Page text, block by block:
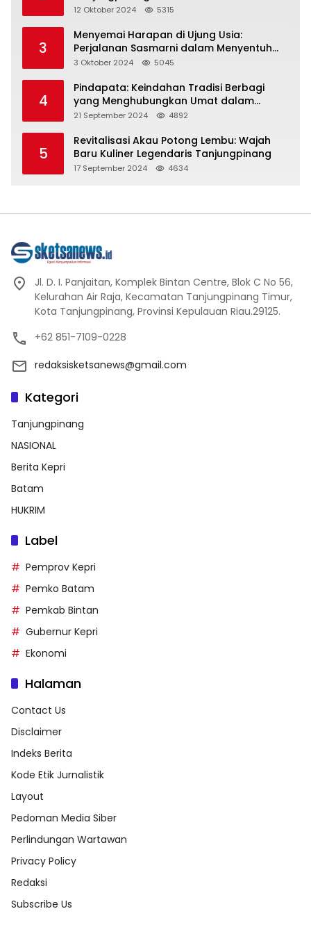
Representasi
12 Oktober 2024 5315
3
Menyemai Harapan di Ujung Usia:
Perjalanan Sasmarni dalam Menyentuh
Hati dan Jiwa
3 Oktober 2024 5045
4
Pindapata: Keindahan Tradisi Berbagi
yang Menghubungkan Umat dalam
Spiritualitas dan Kebersamaan dalam
21 September 2024 4892
5
Revitalisasi Akau Potong Lembu: Wajah
Baru Kuliner Legendaris Tanjungpinang
17 September 2024 4634
Jl. D. I. Panjaitan, Komplek Bintan Centre, Blok C No 56,
Kelurahan Air Raja, Kecamatan Tanjungpinang Timur,
Kota Tanjungpinang, Provinsi Kepulauan Riau.29125.
+62 851-7109-0228
redaksisketsanews@gmail.com
Kategori
Tanjungpinang
NASIONAL
Berita Kepri
Batam
HUKRIM
Label
Pemprov Kepri
Pemko Batam
Pemkab Bintan
Gubernur Kepri
Ekonomi
Halaman
Contact Us
Disclaimer
Indeks Berita
Kode Etik Jurnalistik
Layout
Pedoman Media Siber
Perlindungan Wartawan
Privacy Policy
Redaksi
Subscribe Us